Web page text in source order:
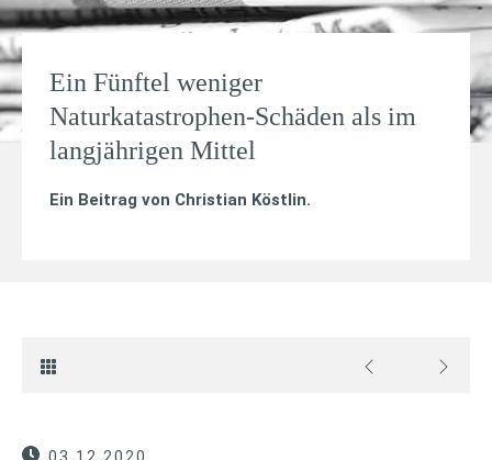
Ein Fünftel weniger
Naturkatastrophen-Schäden als im
langjährigen Mittel
Ein Beitrag von Christian Köstlin.